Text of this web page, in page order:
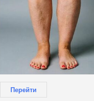
Перейти